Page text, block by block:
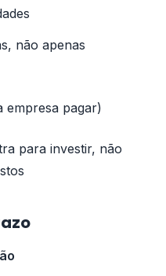
não apenas
empresa pagar)
para investir, não